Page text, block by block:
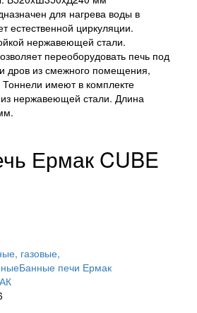
для нагрева воды в
естественной циркуляции.
нержавеющей стали.
переоборудовать печь под
дров из смежного помещения,
имеют в комплекте
нержавеющей стали. Длина
Ермак CUBE
газовые,
Банные печи Ермак